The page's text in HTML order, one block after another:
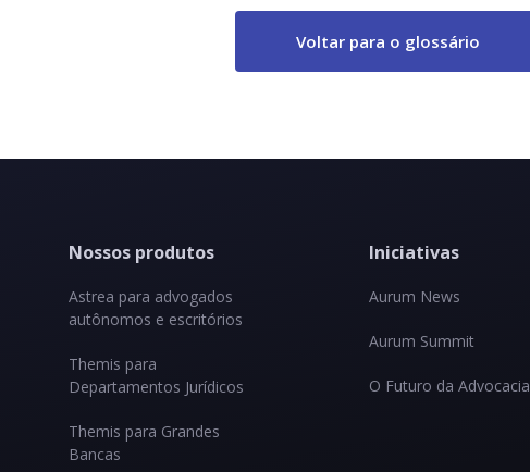
Voltar para o glossário
Nossos produtos
Astrea para advogados
autônomos e escritórios
Themis para
Departamentos Jurídicos
Themis para Grandes
Bancas
Iniciativas
Aurum News
Aurum Summit
O Futuro da Advocacia